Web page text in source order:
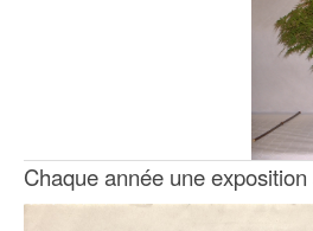
Chaque année une